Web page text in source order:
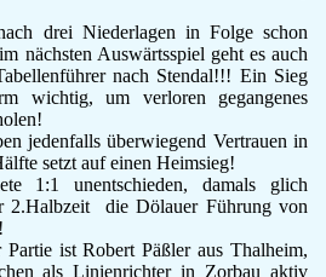
Aktuelles
Spielstätte
Stadionordnung
Vereinsgeschichte
Dokumente
Rechtliches
Impressum
drei Niederlagen in Folge schon
nächsten Auswärtsspiel geht es auch
nach Stendal!!! Ein Sieg
wichtig, um verloren gegangenes
jedenfalls überwiegend Vertrauen in
setzt auf einen Heimsieg!
1:1 unentschieden, damals glich
2.Halbzeit die Dölauer Führung von
ist Robert Päßler aus Thalheim,
als Linienrichter in Zorbau aktiv